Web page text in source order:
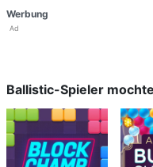
Werbung
Ad
Ballistic-Spieler